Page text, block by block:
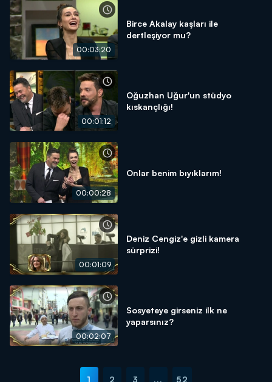
00:03:20
Birce Akalay kaşları ile
dertleşiyor mu?
00:01:12
Oğuzhan Uğur'un stüdyo
kıskançlığı!
00:00:28
Onlar benim bıyıklarım!
00:01:09
Deniz Cengiz'e gizli kamera
sürprizi!
00:02:07
Sosyeteye girseniz ilk ne
yaparsınız?
1 2 3 ... 52